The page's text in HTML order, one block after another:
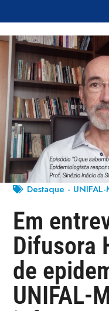
Destaque -
Em
Difusora
de
UNIFAL-